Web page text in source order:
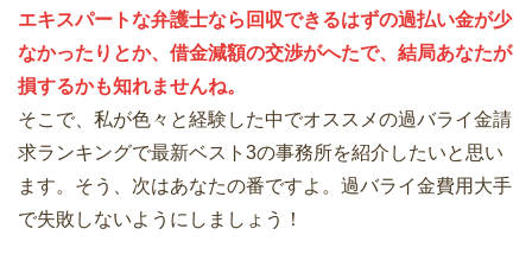
エキスパートな弁護士なら回収できるはずの過払い金が少
なかったりとか、借金減額の交渉がへたで、結局あなたが
損するかも知れませんね。
そこで、私が色々と経験した中でオススメの過バライ金請
求ランキングで最新ベスト3の事務所を紹介したいと思い
ます。そう、次はあなたの番ですよ。過バライ金費用大手
で失敗しないようにしましょう！